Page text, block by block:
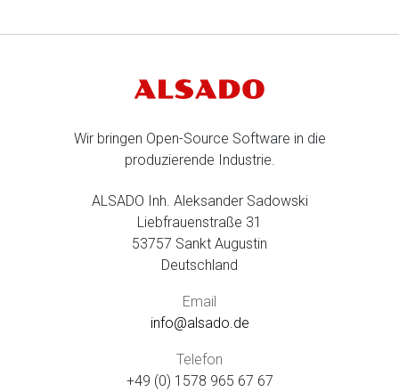
Wir bringen Open-Source Software in die
produzierende Industrie.
ALSADO Inh. Aleksander Sadowski
Liebfrauenstraße 31
53757 Sankt Augustin
Deutschland
Email
info@alsado.de
Telefon
+49 (0) 1578 965 67 67